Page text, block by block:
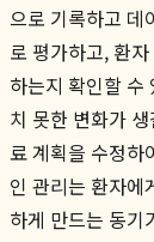
으로 기록하고 데
로 평가하고, 환
하는지 확인할 수
치 못한 변화가
료 계획을 수정하
인 관리는 환자에
하게 만드는 동기